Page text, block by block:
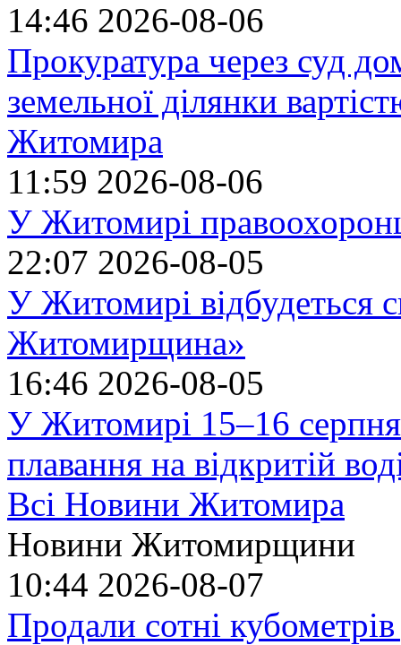
14:46 2026-08-06
Прокуратура через суд
земельної ділянки
Житомира
11:59 2026-08-06
У Житомирі
22:07 2026-08-05
У Житомирі відбудеться
Житомирщина»
16:46 2026-08-05
У Житомирі 15–16 серпня
плавання на відкритій
Всі Новини Житомира
Новини Житомирщини
10:44 2026-08-07
Продали сотні